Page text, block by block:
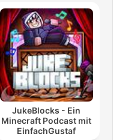
JukeBlocks - Ein
Minecraft Podcast mit
EinfachGustaf